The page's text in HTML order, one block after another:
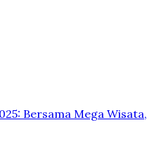
Bersama Mega Wisata,